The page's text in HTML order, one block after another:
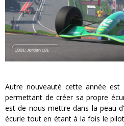
Autre nouveauté cette année
permettant de créer sa propre
est de nous mettre dans la peau
écurie tout en étant à la fois le